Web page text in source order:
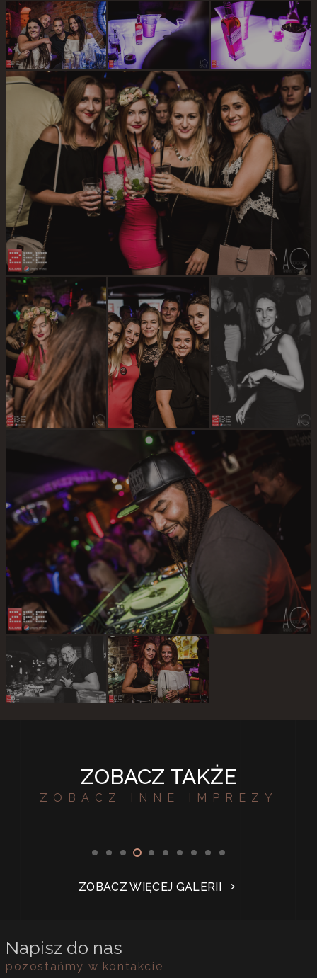
ZOBACZ TAKŻE
ZOBACZ INNE IMPREZY
14 URODZINY 2Be CLUB
ZOBACZ WIĘCEJ GALERII chevron_right
Napisz do nas
pozostańmy w kontakcie